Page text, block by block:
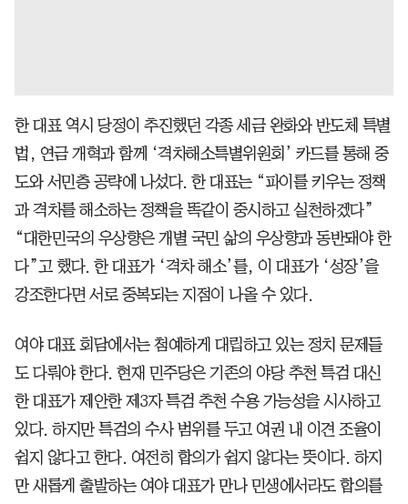
한 대표 역시 당정이 추진했던 각종 세금 완화와 반도체 특별
법, 연금 개혁과 함께 ‘격차해소특별위원회’ 카드를 통해 중
도와 서민층 공략에 나섰다. 한 대표는 “파이를 키우는 정책
과 격차를 해소하는 정책을 똑같이 중시하고 실천하겠다”
“대한민국의 우상향은 개별 국민 삶의 우상향과 동반돼야 한
다”고 했다. 한 대표가 ‘격차 해소’를, 이 대표가 ‘성장’을
강조한다면 서로 중복되는 지점이 나올 수 있다.
여야 대표 회담에서는 첨예하게 대립하고 있는 정치 문제들
도 다뤄야 한다. 현재 민주당은 기존의 야당 추천 특검 대신
한 대표가 제안한 제3자 특검 추천 수용 가능성을 시사하고
있다. 하지만 특검의 수사 범위를 두고 여권 내 이견 조율이
쉽지 않다고 한다. 여전히 합의가 쉽지 않다는 뜻이다. 하지
만 새롭게 출발하는 여야 대표가 만나 민생에서라도 합의를